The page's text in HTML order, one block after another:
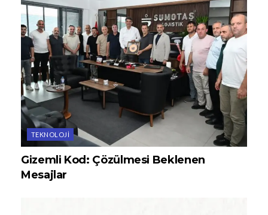
TEKNOLOJI
Gizemli Kod: Çözülmesi Beklenen
Mesajlar